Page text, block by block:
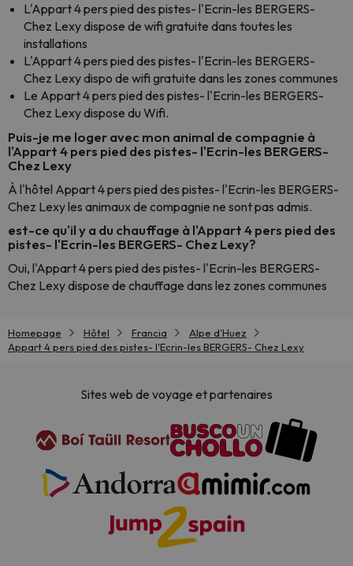
L'Appart 4 pers pied des pistes- l'Ecrin-les BERGERS-
Chez Lexy dispose de wifi gratuite dans toutes les
installations
L'Appart 4 pers pied des pistes- l'Ecrin-les BERGERS-
Chez Lexy dispo de wifi gratuite dans les zones communes
Le Appart 4 pers pied des pistes- l'Ecrin-les BERGERS-
Chez Lexy dispose du Wifi.
Puis-je me loger avec mon animal de compagnie à
l'Appart 4 pers pied des pistes- l'Ecrin-les BERGERS-
Chez Lexy
À l'hôtel Appart 4 pers pied des pistes- l'Ecrin-les BERGERS-
Chez Lexy les animaux de compagnie ne sont pas admis.
est-ce qu'il y a du chauffage à l'Appart 4 pers pied des
pistes- l'Ecrin-les BERGERS- Chez Lexy?
Oui, l'Appart 4 pers pied des pistes- l'Ecrin-les BERGERS-
Chez Lexy dispose de chauffage dans lez zones communes
Homepage Hôtel Francia
Alpe d'Huez
Appart 4 pers pied des pistes- l'Ecrin-les BERGERS- Chez Lexy
Sites web de voyage et partenaires